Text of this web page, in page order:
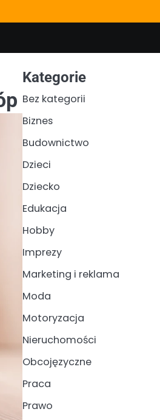
Kategorie
Bez kategorii
Biznes
Budownictwo
Dzieci
Dziecko
Edukacja
Hobby
Imprezy
Marketing i reklama
Moda
Motoryzacja
Nieruchomości
Obcojęzyczne
Praca
Prawo